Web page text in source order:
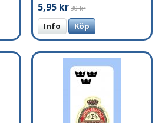
5,95 kr 30 kr
Info Köp